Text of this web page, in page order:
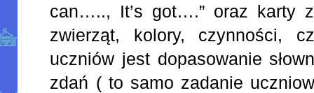
can….., It’s got….” oraz karty
zwierząt, kolory, czynności,
uczniów jest dopasowanie
zdań ( to samo zadanie